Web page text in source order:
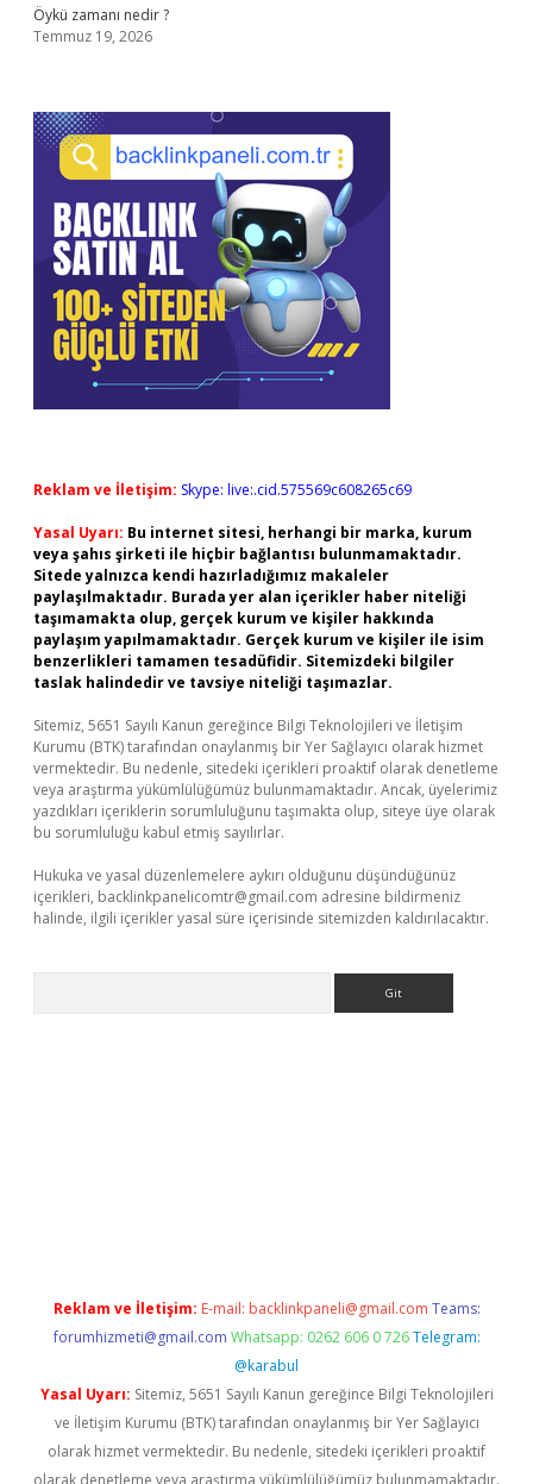
Öykü zamanı nedir ?
Temmuz 19, 2026
Reklam ve İletişim: Skype: live:.cid.575569c608265c69
Yasal Uyarı: Bu internet sitesi, herhangi bir marka, kurum
veya şahıs şirketi ile hiçbir bağlantısı bulunmamaktadır.
Sitede yalnızca kendi hazırladığımız makaleler
paylaşılmaktadır. Burada yer alan içerikler haber niteliği
taşımamakta olup, gerçek kurum ve kişiler hakkında
paylaşım yapılmamaktadır. Gerçek kurum ve kişiler ile isim
benzerlikleri tamamen tesadüfidir. Sitemizdeki bilgiler
taslak halindedir ve tavsiye niteliği taşımazlar.
Sitemiz, 5651 Sayılı Kanun gereğince Bilgi Teknolojileri ve İletişim
Kurumu (BTK) tarafından onaylanmış bir Yer Sağlayıcı olarak hizmet
vermektedir. Bu nedenle, sitedeki içerikleri proaktif olarak denetleme
veya araştırma yükümlülüğümüz bulunmamaktadır. Ancak, üyelerimiz
yazdıkları içeriklerin sorumluluğunu taşımakta olup, siteye üye olarak
bu sorumluluğu kabul etmiş sayılırlar.
Hukuka ve yasal düzenlemelere aykırı olduğunu düşündüğünüz
içerikleri, backlinkpanelicomtr@gmail.com adresine bildirmeniz
halinde, ilgili içerikler yasal süre içerisinde sitemizden kaldırılacaktır.
Reklam ve İletişim: E-mail: backlinkpaneli@gmail.com Teams:
forumhizmeti@gmail.com Whatsapp: 0262 606 0 726 Telegram:
@karabul
Yasal Uyarı: Sitemiz, 5651 Sayılı Kanun gereğince Bilgi Teknolojileri
ve İletişim Kurumu (BTK) tarafından onaylanmış bir Yer Sağlayıcı
olarak hizmet vermektedir. Bu nedenle, sitedeki içerikleri proaktif
olarak denetleme veya araştırma yükümlülüğümüz bulunmamaktadır.